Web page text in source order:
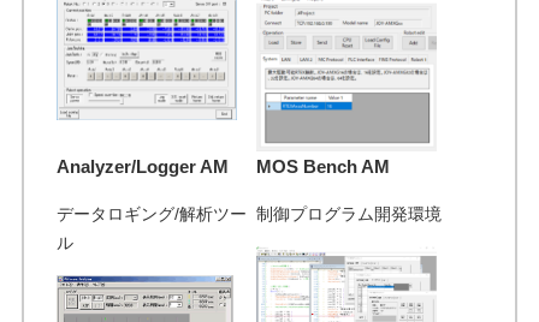
Analyzer/Logger AM
データロギング/解析ツー
ル
MOS Bench AM
制御プログラム開発環境